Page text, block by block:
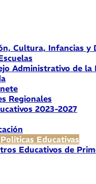
Cultura, Infancias y
Administrativo de la
Regionales
2023-2027
Educativas
Educativos de